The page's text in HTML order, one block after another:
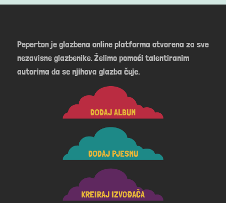
Peperton je glazbena online platforma otvorena za sve
nezavisne glazbenike. Želimo pomoći talentiranim
autorima da se njihova glazba čuje.
DODAJ ALBUM
DODAJ PJESMU
KREIRAJ IZVOĐAČA